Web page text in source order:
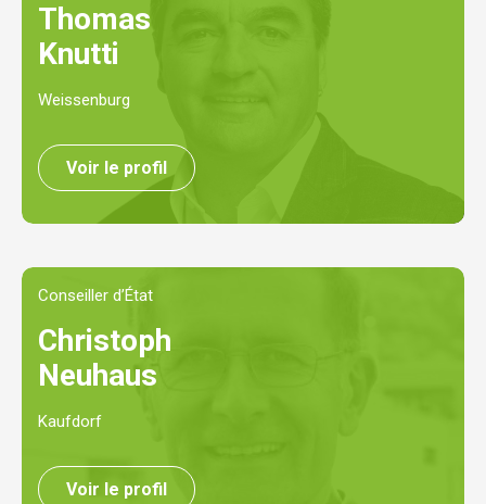
Thomas
Knutti
Weissenburg
Voir le profil
Conseiller d’État
Christoph
Neuhaus
Kaufdorf
Voir le profil